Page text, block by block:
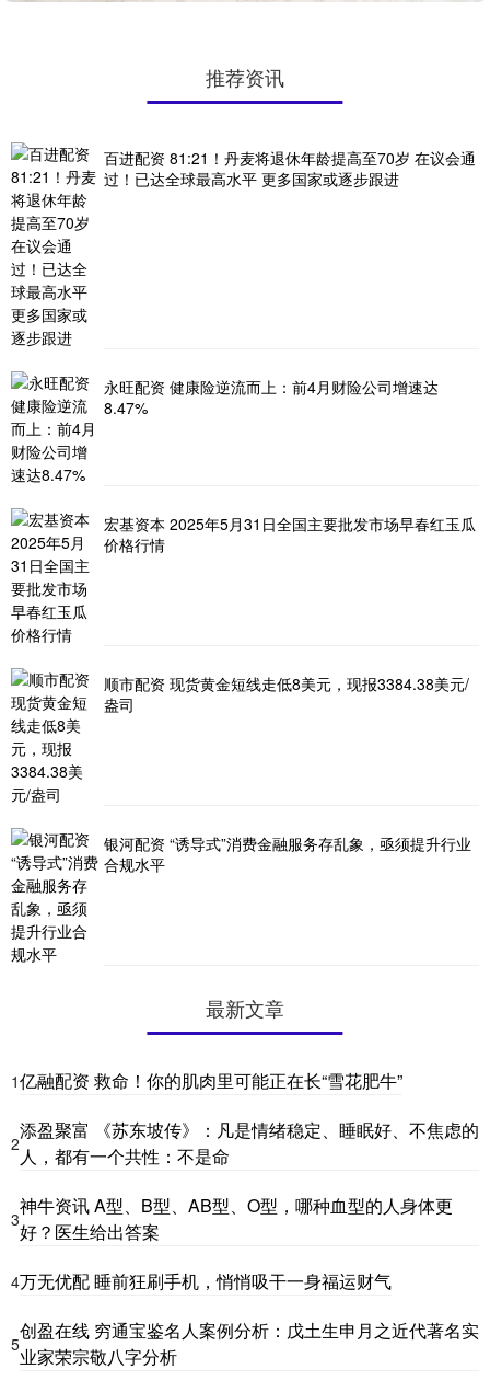
推荐资讯
百进配资 81:21！丹麦将退休年龄提高至70岁 在议会通
过！已达全球最高水平 更多国家或逐步跟进
永旺配资 健康险逆流而上：前4月财险公司增速达
8.47%
宏基资本 2025年5月31日全国主要批发市场早春红玉瓜
价格行情
顺市配资 现货黄金短线走低8美元，现报3384.38美元/
盎司
银河配资 “诱导式”消费金融服务存乱象，亟须提升行业
合规水平
最新文章
1亿融配资 救命！你的肌肉里可能正在长“雪花肥牛”
2
添盈聚富 《苏东坡传》：凡是情绪稳定、睡眠好、不焦虑的
人，都有一个共性：不是命
3
神牛资讯 A型、B型、AB型、O型，哪种血型的人身体更
好？医生给出答案
4万无优配 睡前狂刷手机，悄悄吸干一身福运财气
5
创盈在线 穷通宝鉴名人案例分析：戊土生申月之近代著名实
业家荣宗敬八字分析